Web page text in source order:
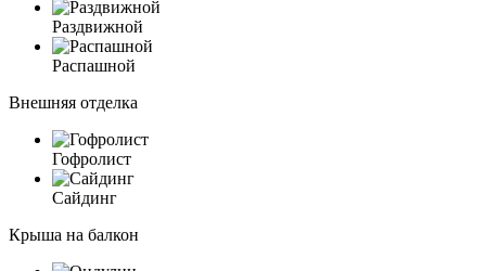
Раздвижной
Распашной
Внешняя отделка
Гофролист
Сайдинг
Крыша на балкон